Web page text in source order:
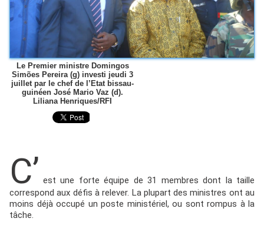
Le Premier ministre Domingos
Simões Pereira (g) investi jeudi 3
juillet par le chef de l’Etat bissau-
guinéen José Mario Vaz (d).
Liliana Henriques/RFI
C’ est une forte équipe de 31 membres dont la taille
correspond aux défis à relever. La plupart des ministres ont au
moins déjà occupé un poste ministériel, ou sont rompus à la
tâche.